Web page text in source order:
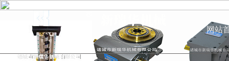
网站